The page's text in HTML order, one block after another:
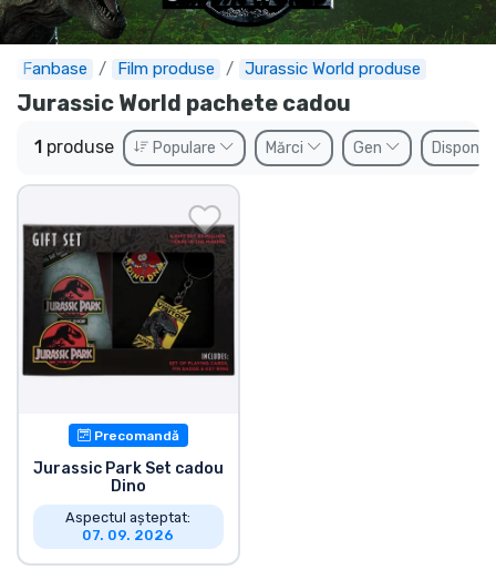
Fanbase Film produse Jurassic World produse
Jurassic World pachete cadou
1 produse Populare Mărci Gen
Precomandă
Jurassic Park Set cadou
Dino
Aspectul așteptat:
07. 09. 2026
Oferte
Expres
Precomenzi
Outlet produse
Transport și plată
Sortare după serie
Sortare după filme
Sortare după Anime
Sortare după jocuri